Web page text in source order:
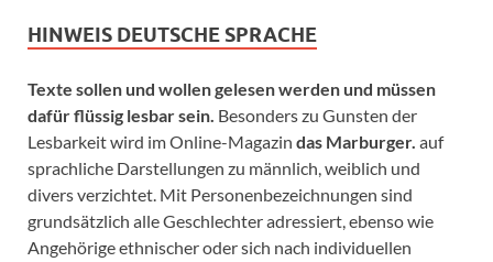
HINWEIS DEUTSCHE SPRACHE
Texte sollen und wollen gelesen werden und müssen
dafür flüssig lesbar sein. Besonders zu Gunsten der
Lesbarkeit wird im Online-Magazin das Marburger. auf
sprachliche Darstellungen zu männlich, weiblich und
divers verzichtet. Mit Personenbezeichnungen sind
grundsätzlich alle Geschlechter adressiert, ebenso wie
Angehörige ethnischer oder sich nach individuellen